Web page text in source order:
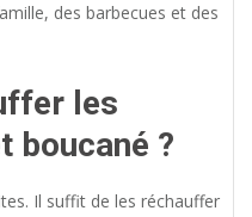
des barbecues et des
les
boucané ?
Il suffit de les réchauffer